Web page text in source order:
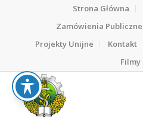
Strona Główna
Zamówienia Publiczne
Projekty Unijne
Kontakt
Filmy